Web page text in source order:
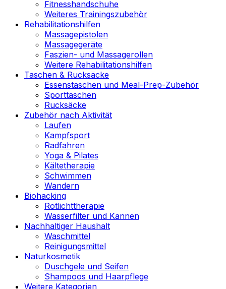
Fitnesshandschuhe
Weiteres Trainingszubehör
Rehabilitationshilfen
Massagepistolen
Massagegeräte
Faszien- und Massagerollen
Weitere Rehabilitationshilfen
Taschen & Rucksäcke
Essenstaschen und Meal-Prep-Zubehör
Sporttaschen
Rucksäcke
Zubehör nach Aktivität
Laufen
Kampfsport
Radfahren
Yoga & Pilates
Kältetherapie
Schwimmen
Wandern
Biohacking
Rotlichttherapie
Wasserfilter und Kannen
Nachhaltiger Haushalt
Waschmittel
Reinigungsmittel
Naturkosmetik
Duschgele und Seifen
Shampoos und Haarpflege
Weitere Kategorien